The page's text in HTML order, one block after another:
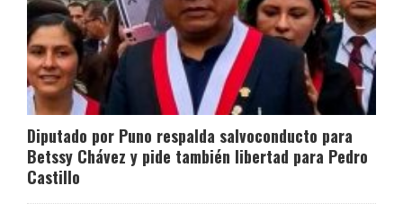
Diputado por Puno respalda salvoconducto para
Betssy Chávez y pide también libertad para Pedro
Castillo